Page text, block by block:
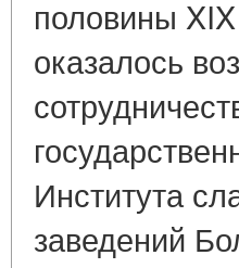
половины
оказалось
Института
заведений